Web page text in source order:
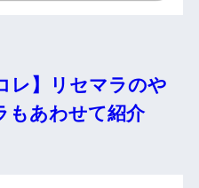
レ】リセマラのや
もあわせて紹介